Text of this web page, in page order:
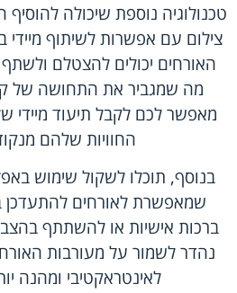
טכנולוגיה נוספת שיכולה להוסיף
צילום עם אפשרות לשיתוף
האורחים יכולים להצטלם
מה שמגביר את התחושה של
מאפשר לכם לקבל תיעוד מיידי
החוויות שלהם
בנוסף, תוכלו לשקול שימוש
שמאפשרת לאורחים להתעדכן
ברכות אישיות או להשתתף
נהדר לשמור על מעורבות
לאינטראקטיבי ומהנה